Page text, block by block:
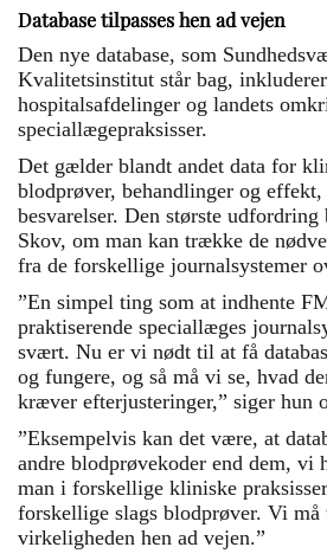
Database tilpasses hen ad vejen
Den nye database, som
Kvalitetsinstitut står bag,
hospitalsafdelinger og landets
speciallægepraksisser.
Det gælder blandt andet data for
blodprøver, behandlinger og effekt,
besvarelser. Den største
Skov, om man kan trække de
fra de forskellige journalsystemer
”En simpel ting som at indhente
praktiserende speciallæges
svært. Nu er vi nødt til at få
og fungere, og så må vi se, hvad
kræver efterjusteringer,” siger hun
”Eksempelvis kan det være, at
andre blodprøvekoder end dem, vi
man i forskellige kliniske
forskellige slags blodprøver. Vi må
virkeligheden hen ad vejen.”